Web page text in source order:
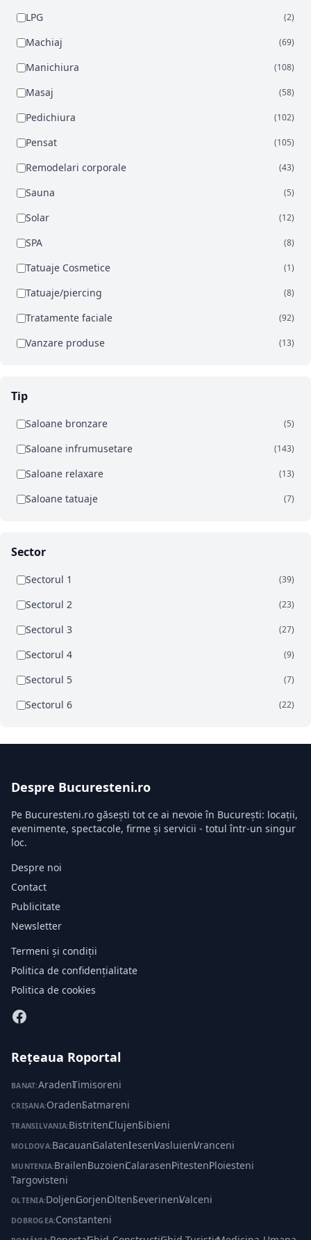
LPG (2)
Machiaj (69)
Manichiura (108)
Masaj (58)
Pedichiura (102)
Pensat (105)
Remodelari corporale (43)
Sauna (5)
Solar (12)
SPA (8)
Tatuaje Cosmetice (1)
Tatuaje/piercing (8)
Tratamente faciale (92)
Vanzare produse (13)
Tip
Saloane bronzare (5)
Saloane infrumusetare (143)
Saloane relaxare (13)
Saloane tatuaje (7)
Sector
Sectorul 1 (39)
Sectorul 2 (23)
Sectorul 3 (27)
Sectorul 4 (9)
Sectorul 5 (7)
Sectorul 6 (22)
Despre Bucuresteni.ro
Pe Bucuresteni.ro găsești tot ce ai nevoie în București: locații,
evenimente, spectacole, firme și servicii - totul într-un singur
loc.
Despre noi
Contact
Publicitate
Newsletter
Termeni și condiții
Politica de confidențialitate
Politica de cookies
Rețeaua Roportal
BANAT:Aradeni·Timisoreni
CRIȘANA:Oradeni·Satmareni
TRANSILVANIA:Bistriteni·Clujeni·Sibieni
MOLDOVA:Bacauani·Galateni·Ieseni·Vasluieni·Vranceni
MUNTENIA:Braileni·Buzoieni·Calaraseni·Pitesteni·Ploiesteni·
Targovisteni
OLTENIA:Doljeni·Gorjeni·Olteni·Severineni·Valceni
DOBROGEA:Constanteni